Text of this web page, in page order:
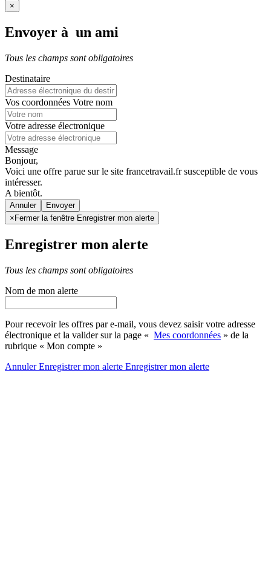
×
Envoyer à un ami
Tous les champs sont obligatoires
Destinataire
Vos coordonnées Votre nom
Votre adresse électronique
Message
Bonjour,
Voici une offre parue sur le site francetravail.fr susceptible de vous
intéresser.
A bientôt.
Annuler
× Fermer la fenêtre Enregistrer mon alerte
Enregistrer mon alerte
Tous les champs sont obligatoires
Nom de mon alerte
Pour recevoir les offres par e-mail, vous devez saisir votre adresse
électronique et la valider sur la page « Mes coordonnées » de la
rubrique « Mon compte »
AnnulerEnregistrer mon alerte Enregistrermon alerte